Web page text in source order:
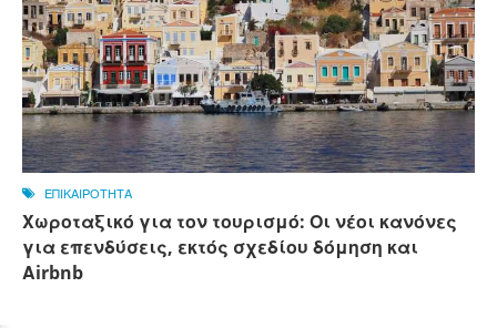
ΕΠΙΚΑΙΡΟΤΗΤΑ
Χωροταξικό για τον τουρισμό: Οι νέοι κανόνες
για επενδύσεις, εκτός σχεδίου δόμηση και
Αirbnb